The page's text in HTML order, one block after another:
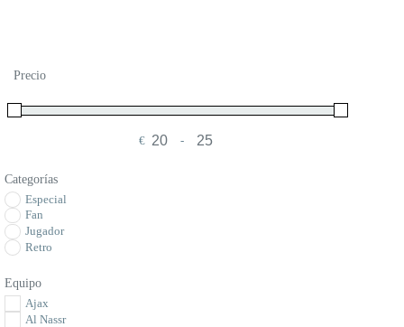
Precio
€ Minimum Price
-Maximum Price
Categorías
Especial
Fan
Jugador
Retro
Equipo
Ajax
Al Nassr